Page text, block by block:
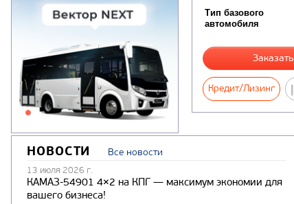
Тип базового
автомобиля
Заказать
Кредит/Лизинг
НОВОСТИ Все новости
13 июля 2026 г.
КАМАЗ-54901 4×2 на КПГ — максимум экономии для
вашего бизнеса!